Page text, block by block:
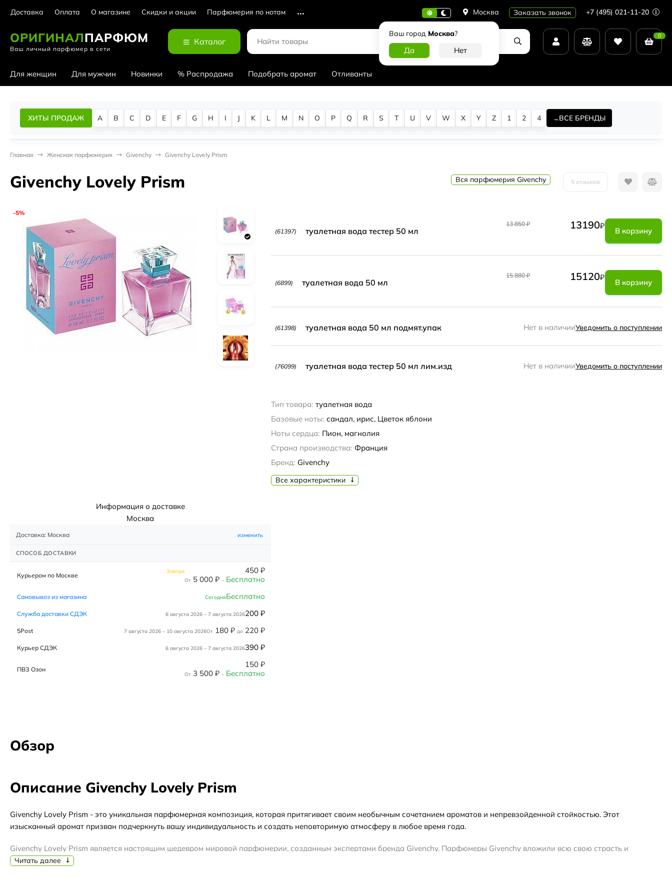
Доставка Оплата О магазине Скидки и акции Парфюмерия по нотам Москва
Ваш город Москва?
Заказать звонок +7 (495) 021-11-20
ОРИГИНАЛПАРФЮМ
Ваш личный парфюмер в сети
Каталог
0
Для женщин Для мужчин Новинки % Распродажа Подобрать аромат Отливанты
ХИТЫ ПРОДАЖ A B C D E F G H I J K L M N O P Q R S T U V W X Y Z 1 2 4 ВСЕ БРЕНДЫ
Главная Женская парфюмерия Givenchy Givenchy Lovely Prism
Givenchy Lovely Prism Вся парфюмерия Givenchy 5 отзывов
-5%
(61397) туалетная вода тестер 50 мл
13 850₽ 13190₽
В корзину
(6899) туалетная вода 50 мл
15 880₽ 15120₽
В корзину
(61398) туалетная вода 50 мл подмят.упак Нет в наличииУведомить о поступлении
(76099) туалетная вода тестер 50 мл лим.изд Нет в наличииУведомить о поступлении
Тип товара: туалетная вода
Базовые ноты: сандал, ирис, Цветок яблони
Ноты сердца: Пион, магнолия
Страна производства: Франция
Бренд: Givenchy
Все характеристики
Информация о доставке
Москва
Доставка: Москва изменить
СПОСОБ ДОСТАВКИ
Курьером по Москве Завтра 450 ₽
От 5 000 ₽ – Бесплатно
Самовывоз из магазина СегодняБесплатно
Служба доставки СДЭК 6 августа 2026 – 7 августа 2026200 ₽
5Post 7 августа 2026 – 10 августа 2026От 180 ₽ до 220 ₽
Курьер СДЭК 6 августа 2026 – 7 августа 2026390 ₽
ПВЗ Озон 150 ₽
От 3 500 ₽ – Бесплатно
Обзор
Описание Givenchy Lovely Prism
Givenchy Lovely Prism - это уникальная парфюмерная композиция, которая притягивает своим необычным сочетанием ароматов и непревзойденной стойкостью. Этот
изысканный аромат призван подчеркнуть вашу индивидуальность и создать неповторимую атмосферу в любое время года.
Givenchy Lovely Prism является настоящим шедевром мировой парфюмерии, созданным экспертами бренда Givenchy. Парфюмеры Givenchy вложили всю свою страсть и
талант в этот аромат, чтобы подарить вам неповторимую сенсацию и элегантность.
Читать далее